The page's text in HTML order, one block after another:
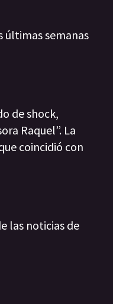
últimas semanas
de shock,
Raquel”. La
coincidió con
las noticias de